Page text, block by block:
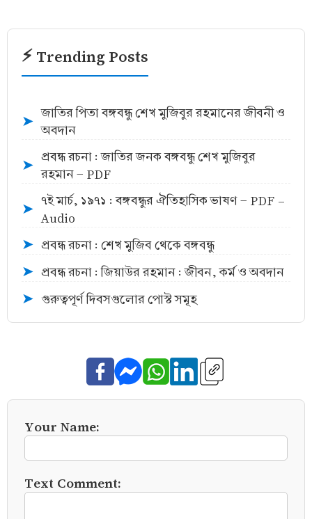
⚡ Trending Posts
➤
জাতির পিতা বঙ্গবন্ধু শেখ মুজিবুর রহমানের জীবনী ও
অবদান
➤
প্রবন্ধ রচনা : জাতির জনক বঙ্গবন্ধু শেখ মুজিবুর
রহমান - PDF
➤
৭ই মার্চ, ১৯৭১ : বঙ্গবন্ধুর ঐতিহাসিক ভাষণ - PDF -
Audio
➤ প্রবন্ধ রচনা : শেখ মুজিব থেকে বঙ্গবন্ধু
➤ প্রবন্ধ রচনা : জিয়াউর রহমান : জীবন, কর্ম ও অবদান
➤ গুরুত্বপূর্ণ দিবসগুলোর পোস্ট সমূহ
Your Name:
Text Comment: